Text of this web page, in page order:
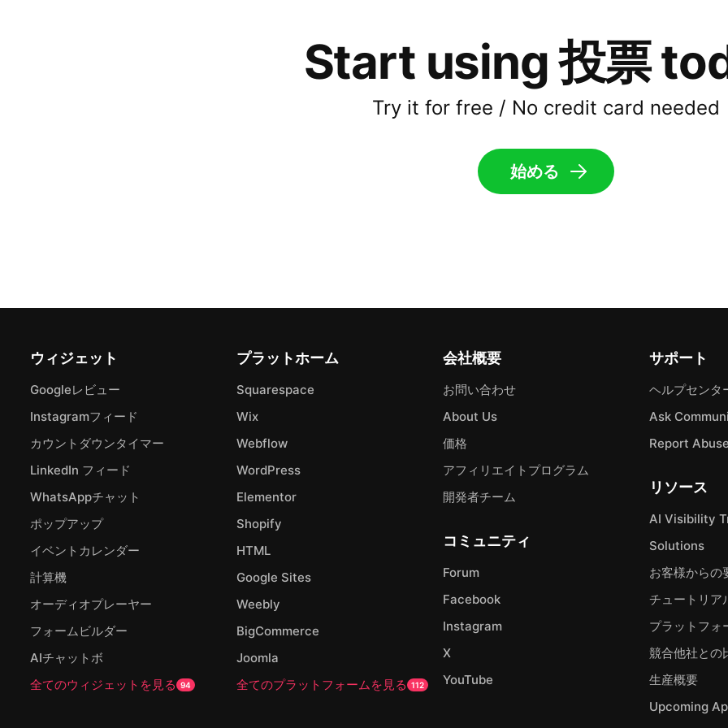
Start using 投票
Try it for free / No credit card needed
始める
ウィジェット
Googleレビュー
Instagramフィード
カウントダウンタイマー
LinkedIn フィード
WhatsAppチャット
ポップアップ
イベントカレンダー
計算機
オーディオプレーヤー
フォームビルダー
AIチャットボ
全てのウィジェットを見る 94
プラットホーム
Squarespace
Wix
Webflow
WordPress
Elementor
Shopify
HTML
Google Sites
Weebly
BigCommerce
Joomla
全てのプラットフォームを見る 112
会社概要
お問い合わせ
About Us
価格
アフィリエイトプログラム
開発者チーム
コミュニティ
Forum
Facebook
Instagram
X
YouTube
サポート
ヘルプセンタ
Ask
Report Abuse
リソース
AI Visibility
Solutions
お客様からの
チュートリア
プラットフォ
競合他社との
生産概要
Upcoming